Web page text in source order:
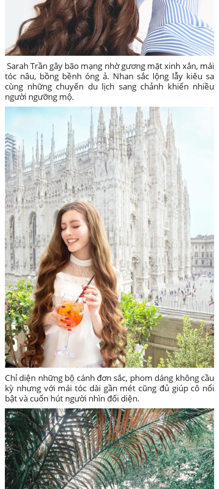
Sarah Trần gây bão mạng nhờ gương mặt xinh xắn, mái
tóc nâu, bồng bềnh óng ả. Nhan sắc lộng lẫy kiêu sa
cùng những chuyến du lịch sang chảnh khiến nhiều
người ngưỡng mộ.
Chỉ diện những bộ cánh đơn sắc, phom dáng không cầu
kỳ nhưng với mái tóc dài gần mét cũng đủ giúp cô nổi
bật và cuốn hút người nhìn đối diện.